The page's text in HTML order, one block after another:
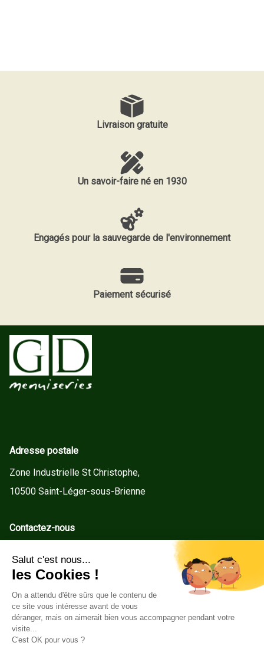
Livraison gratuite
Un savoir-faire né en 1930
Engagés pour la sauvegarde de l'environnement
Paiement sécurisé
Adresse postale
Zone Industrielle St Christophe,
10500 Saint-Léger-sous-Brienne
Contactez-nous
Tel : +33(0)3 25 92 78 60
Service client
Conditions Générales de Vente
Mentions légales